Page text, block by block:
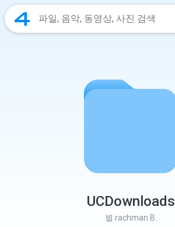
UCDownloads
별 rachman B.